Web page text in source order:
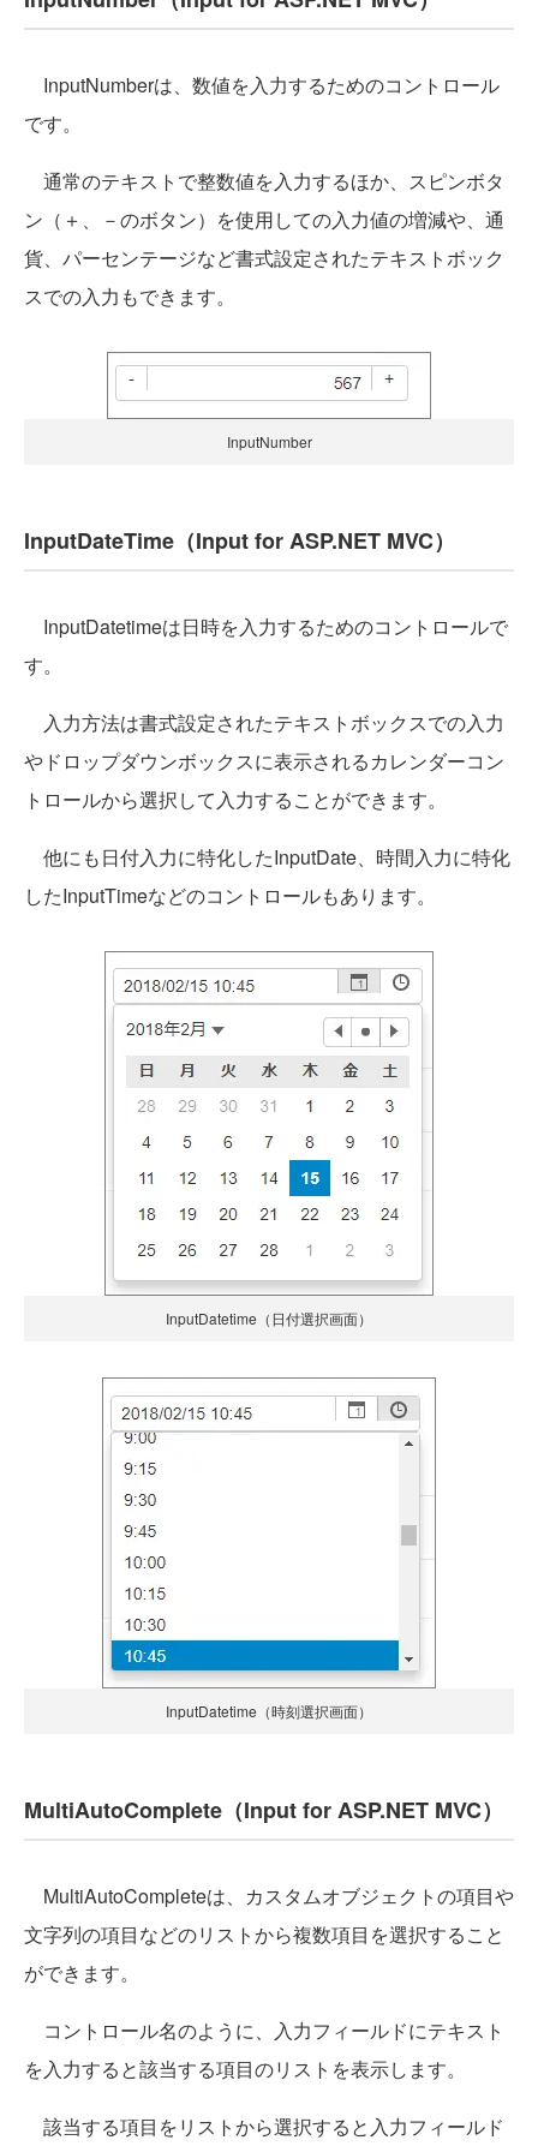
InputNumberは、数値を入力するためのコントロール
です。
通常のテキストで整数値を入力するほか、スピンボタ
ン（＋、－のボタン）を使用しての入力値の増減や、通
貨、パーセンテージなど書式設定されたテキストボック
スでの入力もできます。
InputNumber
InputDateTime（Input for ASP.NET MVC）
InputDatetimeは日時を入力するためのコントロールで
す。
入力方法は書式設定されたテキストボックスでの入力
やドロップダウンボックスに表示されるカレンダーコン
トロールから選択して入力することができます。
他にも日付入力に特化したInputDate、時間入力に特化
したInputTimeなどのコントロールもあります。
InputDatetime（日付選択画面）
InputDatetime（時刻選択画面）
MultiAutoComplete（Input for ASP.NET MVC）
MultiAutoCompleteは、カスタムオブジェクトの項目や
文字列の項目などのリストから複数項目を選択すること
ができます。
コントロール名のように、入力フィールドにテキスト
を入力すると該当する項目のリストを表示します。
該当する項目をリストから選択すると入力フィールド